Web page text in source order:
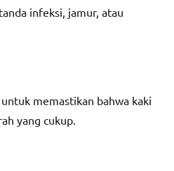
infeksi, jamur, atau
memastikan bahwa kaki
yang cukup.